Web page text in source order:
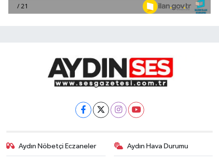
Aydın Nöbetçi Eczaneler Aydın Hava Durumu